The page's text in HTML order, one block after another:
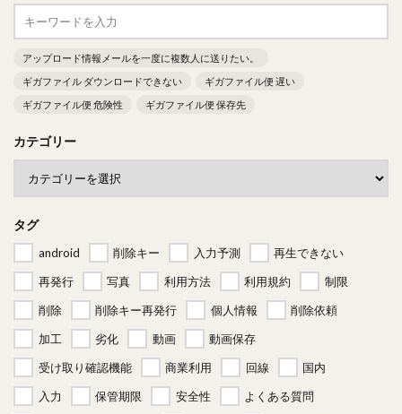
アップロード情報メールを一度に複数人に送りたい。
ギガファイル ダウンロードできない
ギガファイル便 遅い
ギガファイル便 危険性
ギガファイル便 保存先
カテゴリー
タグ
android 削除キー 入力予測
再生できない
再発行
写真 利用方法 利用規約
制限
削除
削除キー再発行 個人情報
削除依頼
加工
劣化 動画
動画保存
受け取り確認機能
商業利用 回線
国内
入力
保管期限 安全性
よくある質問